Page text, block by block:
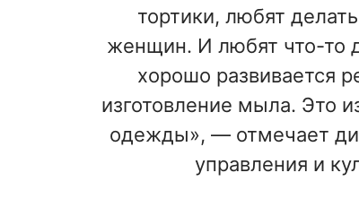
тортики, любят
женщин. И любят что-то
хорошо развивается
изготовление мыла. Это
одежды», — отмечает
управления и